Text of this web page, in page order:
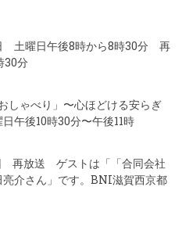
土曜日午後8時から8時30分 再
30分
しゃべり」〜心ほどける安らぎ
後10時30分〜午後11時
再放送 ゲストは「「合同会社
介さん」です。BNI滋賀西京都